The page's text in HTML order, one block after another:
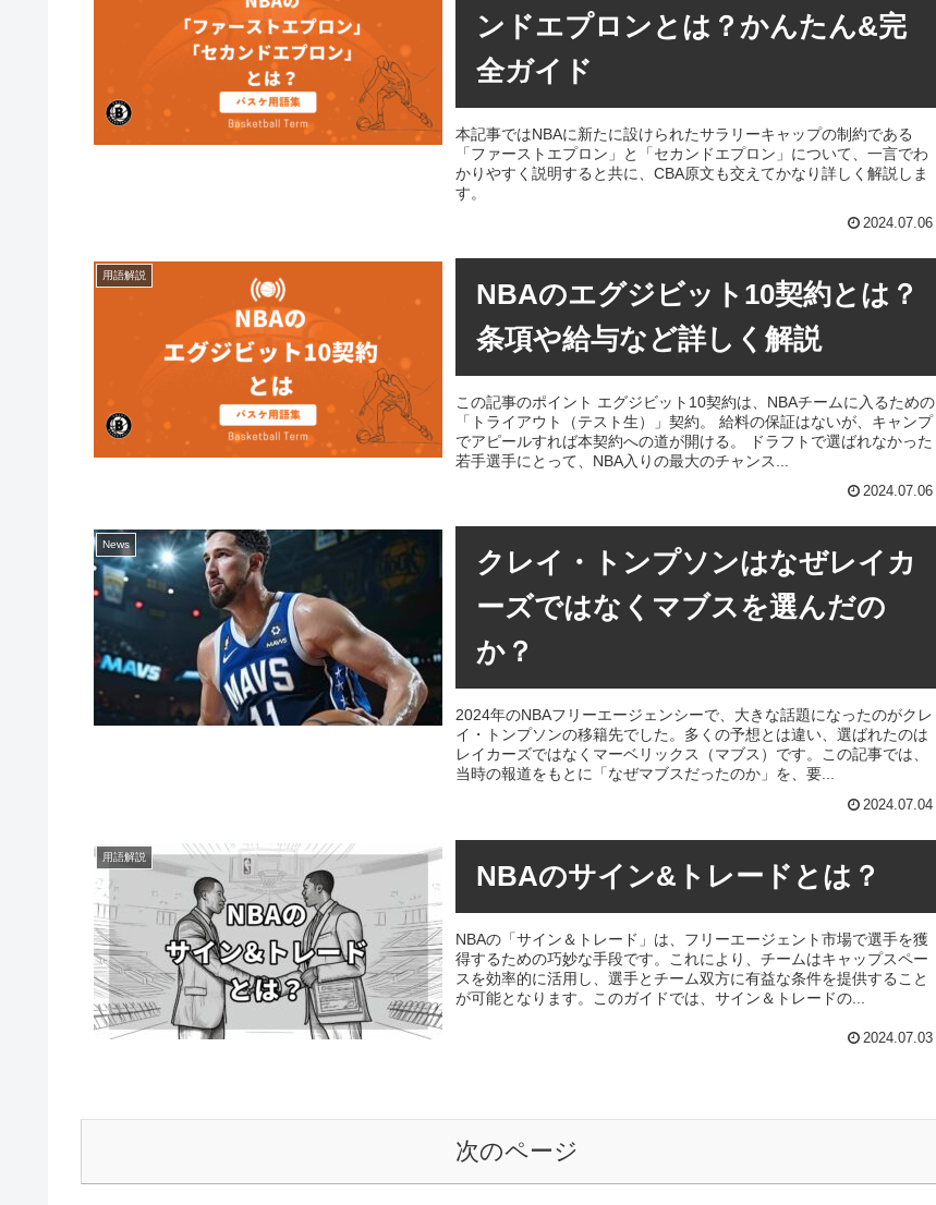
ンドエプロンとは？かんたん&完
全ガイド
本記事ではNBAに新たに設けられたサラリーキャップの制約である
「ファーストエプロン」と「セカンドエプロン」について、一言でわ
かりやすく説明すると共に、CBA原文も交えてかなり詳しく解説しま
す。
2024.07.06
用語解説
NBAのエグジビット10契約とは？
条項や給与など詳しく解説
この記事のポイント エグジビット10契約は、NBAチームに入るための
「トライアウト（テスト生）」契約。 給料の保証はないが、キャンプ
でアピールすれば本契約への道が開ける。 ドラフトで選ばれなかった
若手選手にとって、NBA入りの最大のチャンス...
2024.07.06
News
クレイ・トンプソンはなぜレイカ
ーズではなくマブスを選んだの
か？
2024年のNBAフリーエージェンシーで、大きな話題になったのがクレ
イ・トンプソンの移籍先でした。多くの予想とは違い、選ばれたのは
レイカーズではなくマーベリックス（マブス）です。この記事では、
当時の報道をもとに「なぜマブスだったのか」を、要...
2024.07.04
用語解説
NBAのサイン&トレードとは？
NBAの「サイン＆トレード」は、フリーエージェント市場で選手を獲
得するための巧妙な手段です。これにより、チームはキャップスペー
スを効率的に活用し、選手とチーム双方に有益な条件を提供すること
が可能となります。このガイドでは、サイン＆トレードの...
2024.07.03
次のページ